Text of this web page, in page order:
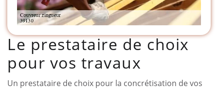
Le prestataire de choix
pour vos travaux
Un prestataire de choix pour la concrétisation de vos